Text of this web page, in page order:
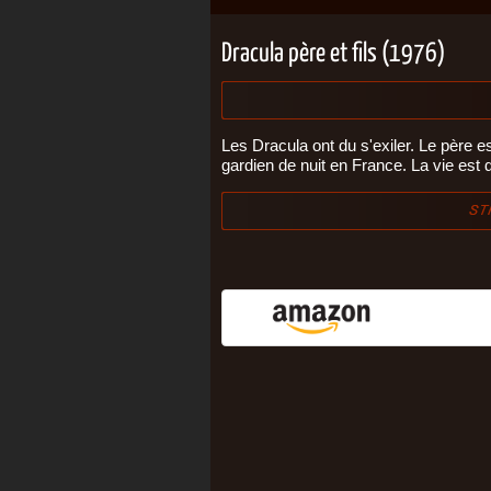
Dracula père et fils (1976)
Les Dracula ont du s'exiler. Le père
gardien de nuit en France. La vie est